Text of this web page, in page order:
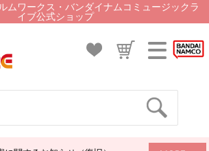
ムワークス・バンダイナムコミュージックラ
イブ公式ショップ